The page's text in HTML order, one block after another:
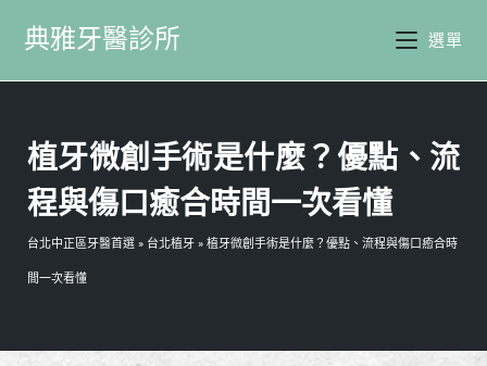
典雅牙醫診所 選單
植牙微創手術是什麼？優點、流
程與傷口癒合時間一次看懂
台北中正區牙醫首選 » 台北植牙 » 植牙微創手術是什麼？優點、流程與傷口癒合時
間一次看懂